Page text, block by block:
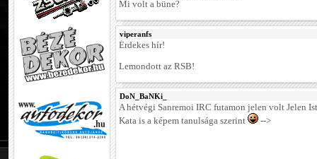
Mi volt a büne?
viperanfs
Érdekes hír!
Lemondott az RSB!
DoN_BaNKi_
A hétvégi Sanremoi IRC futamon jelen volt Jelen
Kata is a képem tanulsága szerint
-->